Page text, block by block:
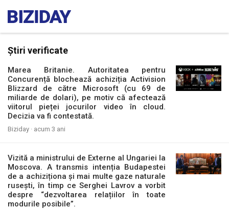
Știri verificate
Marea Britanie. Autoritatea pentru
Concurență blochează achiziția Activision
Blizzard de către Microsoft (cu 69 de
miliarde de dolari), pe motiv că afectează
viitorul pieței jocurilor video în cloud.
Decizia va fi contestată.
Biziday · acum 3 ani
Vizită a ministrului de Externe al Ungariei la
Moscova. A transmis intenția Budapestei
de a achiziționa și mai multe gaze naturale
rusești, în timp ce Serghei Lavrov a vorbit
despre “dezvoltarea relațiilor în toate
modurile posibile”.